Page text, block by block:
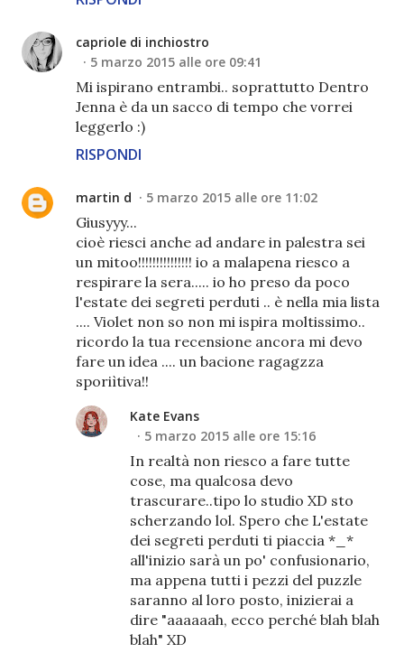
capriole di inchiostro
5 marzo 2015 alle ore 09:41
Mi ispirano entrambi.. soprattutto Dentro
Jenna è da un sacco di tempo che vorrei
leggerlo :)
RISPONDI
martin d 5 marzo 2015 alle ore 11:02
Giusyyy...
cioè riesci anche ad andare in palestra sei
un mitoo!!!!!!!!!!!!!!! io a malapena riesco a
respirare la sera..... io ho preso da poco
l'estate dei segreti perduti .. è nella mia lista
.... Violet non so non mi ispira moltissimo..
ricordo la tua recensione ancora mi devo
fare un idea .... un bacione ragagzza
sporiìtiva!!
Kate Evans
5 marzo 2015 alle ore 15:16
In realtà non riesco a fare tutte
cose, ma qualcosa devo
trascurare..tipo lo studio XD sto
scherzando lol. Spero che L'estate
dei segreti perduti ti piaccia *_*
all'inizio sarà un po' confusionario,
ma appena tutti i pezzi del puzzle
saranno al loro posto, inizierai a
dire "aaaaaah, ecco perché blah blah
blah" XD